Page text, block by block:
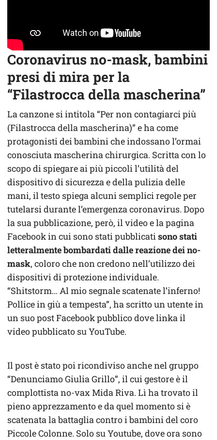
Coronavirus no-mask, bambini
presi di mira per la
“Filastrocca della mascherina”
La canzone si intitola “Per non contagiarci più
(Filastrocca della mascherina)” e ha come
protagonisti dei bambini che indossano l’ormai
conosciuta mascherina chirurgica. Scritta con lo
scopo di spiegare ai più piccoli l’utilità del
dispositivo di sicurezza e della pulizia delle
mani, il testo spiega alcuni semplici regole per
tutelarsi durante l’emergenza coronavirus. Dopo
la sua pubblicazione, però, il video e la pagina
Facebook in cui sono stati pubblicati sono stati
letteralmente bombardati dalle reazione dei no-
mask, coloro che non credono nell’utilizzo dei
dispositivi di protezione individuale.
“Shitstorm… Al mio segnale scatenate l’inferno!
Pollice in giù a tempesta”, ha scritto un utente in
un suo post Facebook pubblico dove linka il
video pubblicato su YouTube.
Il post è stato poi ricondiviso anche nel gruppo
“Denunciamo Giulia Grillo”, il cui gestore è il
complottista no-vax Mida Riva. Lì ha trovato il
pieno apprezzamento e da quel momento si è
scatenata la battaglia contro i bambini del coro
Piccole Colonne. Solo su Youtube, dove ora sono